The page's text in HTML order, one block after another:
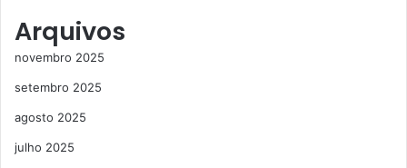
Arquivos
novembro 2025
setembro 2025
agosto 2025
julho 2025